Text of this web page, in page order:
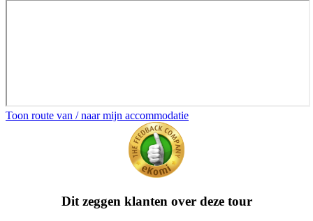
Toon route van / naar mijn accommodatie
Dit zeggen klanten over deze tour